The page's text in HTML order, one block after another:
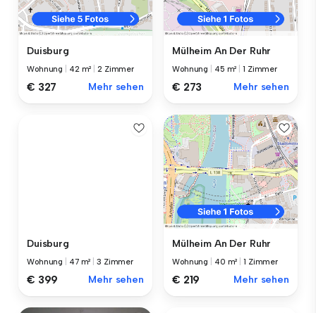
Duisburg
Wohnung 42 m² |2 Zimmer
€ 327 Mehr sehen
Mülheim An Der Ruhr
Wohnung 45 m² |1 Zimmer
€ 273 Mehr sehen
Duisburg
Wohnung 47 m² |3 Zimmer
€ 399 Mehr sehen
Mülheim An Der Ruhr
Wohnung 40 m² |1 Zimmer
€ 219 Mehr sehen